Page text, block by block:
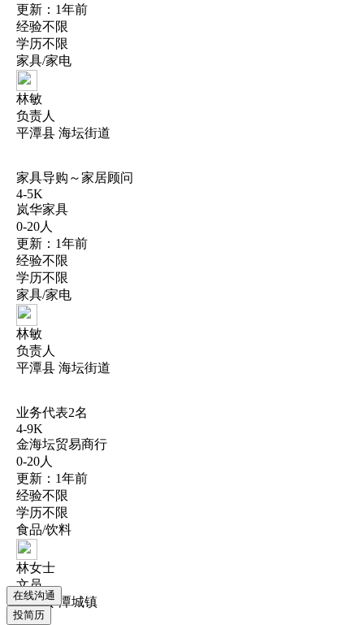
更新：1年前
经验不限
学历不限
家具/家电
林敏
负责人
平潭县 海坛街道
家具导购～家居顾问
4-5K
岚华家具
0-20人
更新：1年前
经验不限
学历不限
家具/家电
林敏
负责人
平潭县 海坛街道
业务代表2名
4-9K
金海坛贸易商行
0-20人
更新：1年前
经验不限
学历不限
食品/饮料
林女士
文员
平潭县 潭城镇
在线沟通
投简历